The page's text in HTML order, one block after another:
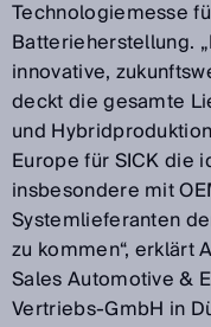
Technologiemesse
Batterieherstellung.
innovative,
deckt die gesamte
und
Europe für SICK die
insbesondere mit
Systemlieferanten
zu kommen“, erklärt
Sales Automotive &
Vertriebs-GmbH in